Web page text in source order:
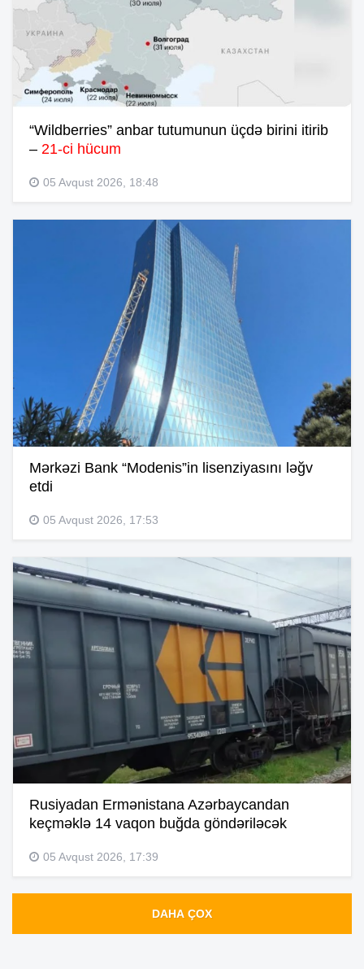
“Wildberries” anbar tutumunun üçdə birini itirib
– 21-ci hücum
05 Avqust 2026, 18:48
Mərkəzi Bank “Modenis”in lisenziyasını ləğv
etdi
05 Avqust 2026, 17:53
Rusiyadan Ermənistana Azərbaycandan
keçməklə 14 vaqon buğda göndəriləcək
05 Avqust 2026, 17:39
DAHA ÇOX